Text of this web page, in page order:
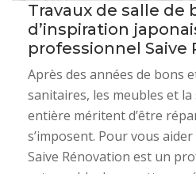
Travaux de salle de
d’inspiration
professionnel Saive
Après des années de bons
sanitaires, les meubles et
entière méritent d’être
s’imposent. Pour vous
Saive Rénovation est un